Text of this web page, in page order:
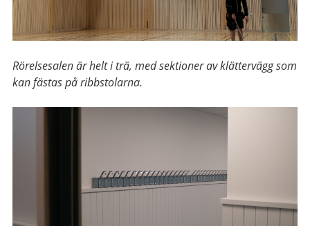
Rörelsesalen är helt i trä, med sektioner av klättervägg som
kan fästas på ribbstolarna.